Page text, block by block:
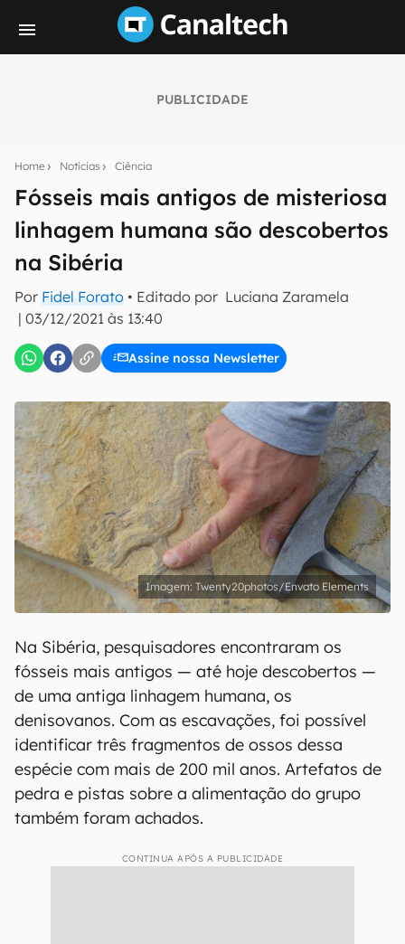
PUBLICIDADE
Home Notícias Ciência
Fósseis mais antigos de misteriosa
linhagem humana são descobertos
na Sibéria
Por Fidel Forato • Editado por Luciana Zaramela
| 03/12/2021 às 13:40
Assine nossa Newsletter
notícias e reviews sobre tecnologia em primeira
E-mail
inscreva-se
Confirmo que li, aceito e concordo com os Termos de
Uso e Política de Privacidade do Canaltech.
Twenty20photos/Envato Elements
Na Sibéria, pesquisadores encontraram os
fósseis mais antigos — até hoje descobertos —
de uma antiga linhagem humana, os
denisovanos. Com as escavações, foi possível
identificar três fragmentos de ossos dessa
espécie com mais de 200 mil anos. Artefatos de
pedra e pistas sobre a alimentação do grupo
também foram achados.
CONTINUA APÓS A PUBLICIDADE